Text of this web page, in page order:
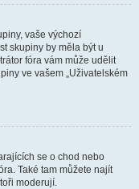
vaše výchozí
skupiny by měla být u
fóra vám může udělit
ve vašem „Uživatelském
se o chod nebo
Také tam můžete najít
moderují.